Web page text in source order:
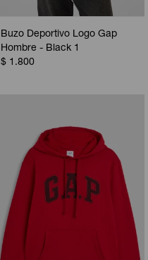
Buzo Deportivo Logo Gap
Hombre - Black 1
$ 1.800